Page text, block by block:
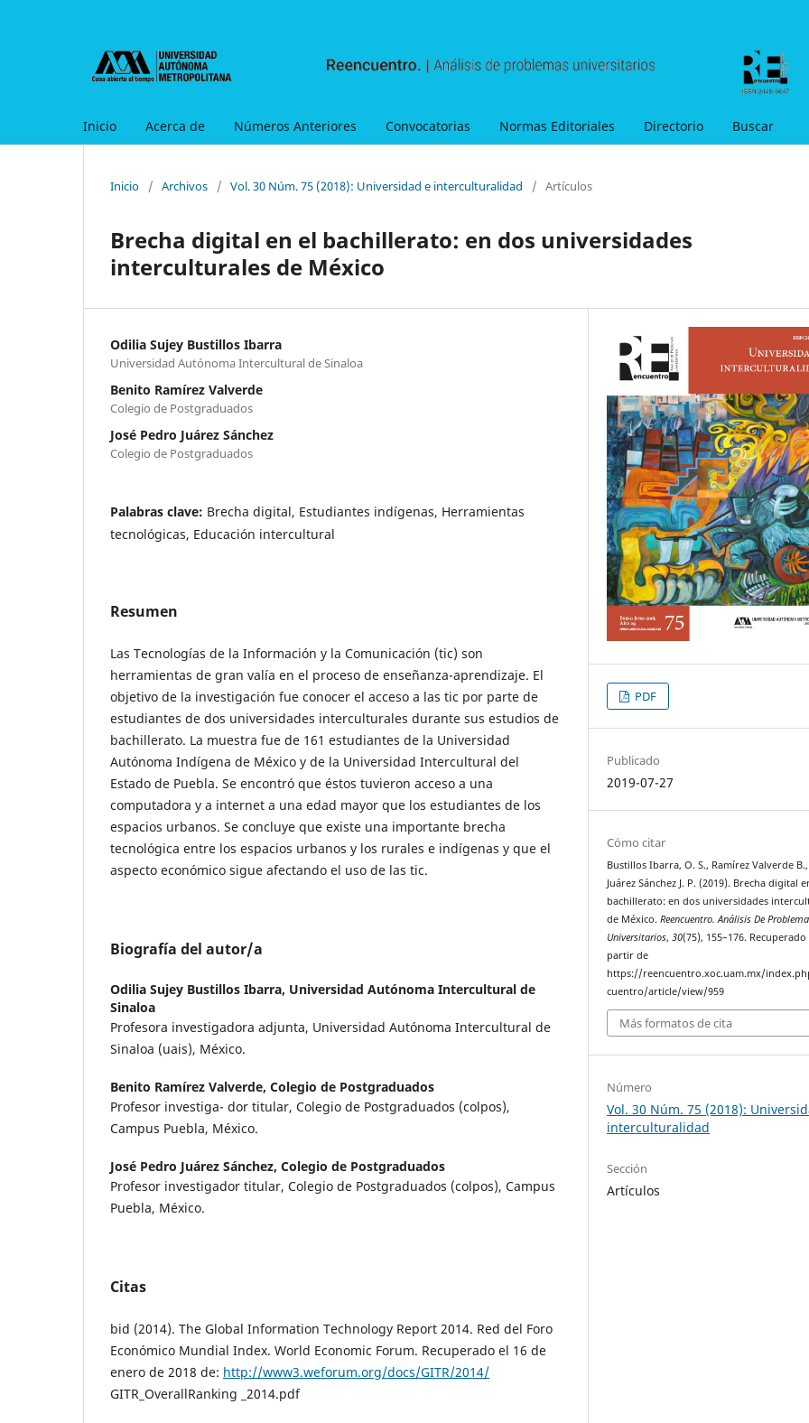
Inicio Acerca de Números Anteriores Convocatorias Normas Editoriales Directorio Buscar
Inicio / Archivos / Vol. 30 Núm. 75 (2018): Universidad e interculturalidad / Artículos
Brecha digital en el bachillerato: en dos universidades
interculturales de México
Odilia Sujey Bustillos Ibarra
Universidad Autónoma Intercultural de Sinaloa
Benito Ramírez Valverde
Colegio de Postgraduados
José Pedro Juárez Sánchez
Colegio de Postgraduados
Palabras clave: Brecha digital, Estudiantes indígenas, Herramientas
tecnológicas, Educación intercultural
Resumen
Las Tecnologías de la Información y la Comunicación (tic) son
herramientas de gran valía en el proceso de enseñanza-aprendizaje. El
objetivo de la investigación fue conocer el acceso a las tic por parte de
estudiantes de dos universidades interculturales durante sus estudios de
bachillerato. La muestra fue de 161 estudiantes de la Universidad
Autónoma Indígena de México y de la Universidad Intercultural del
Estado de Puebla. Se encontró que éstos tuvieron acceso a una
computadora y a internet a una edad mayor que los estudiantes de los
espacios urbanos. Se concluye que existe una importante brecha
tecnológica entre los espacios urbanos y los rurales e indígenas y que el
aspecto económico sigue afectando el uso de las tic.
Biografía del autor/a
Odilia Sujey Bustillos Ibarra, Universidad Autónoma Intercultural de
Sinaloa
Profesora investigadora adjunta, Universidad Autónoma Intercultural de
Sinaloa (uais), México.
Benito Ramírez Valverde, Colegio de Postgraduados
Profesor investiga- dor titular, Colegio de Postgraduados (colpos),
Campus Puebla, México.
José Pedro Juárez Sánchez, Colegio de Postgraduados
Profesor investigador titular, Colegio de Postgraduados (colpos), Campus
Puebla, México.
Citas
bid (2014). The Global Information Technology Report 2014. Red del Foro
Económico Mundial Index. World Economic Forum. Recuperado el 16 de
enero de 2018 de: http://www3.weforum.org/docs/GITR/2014/
GITR_OverallRanking _2014.pdf
PDF
Publicado
2019-07-27
Cómo citar
Bustillos Ibarra, O. S., Ramírez Valverde
Juárez Sánchez J. P. (2019). Brecha digital
bachillerato: en dos universidades
de México.Reencuentro. Análisis De
Universitarios,30(75), 155–176. Recuperado
partir de
https://reencuentro.xoc.uam.mx/
cuentro/article/view/959
Más formatos de cita
Número
Vol. 30 Núm. 75 (2018):
interculturalidad
Sección
Artículos